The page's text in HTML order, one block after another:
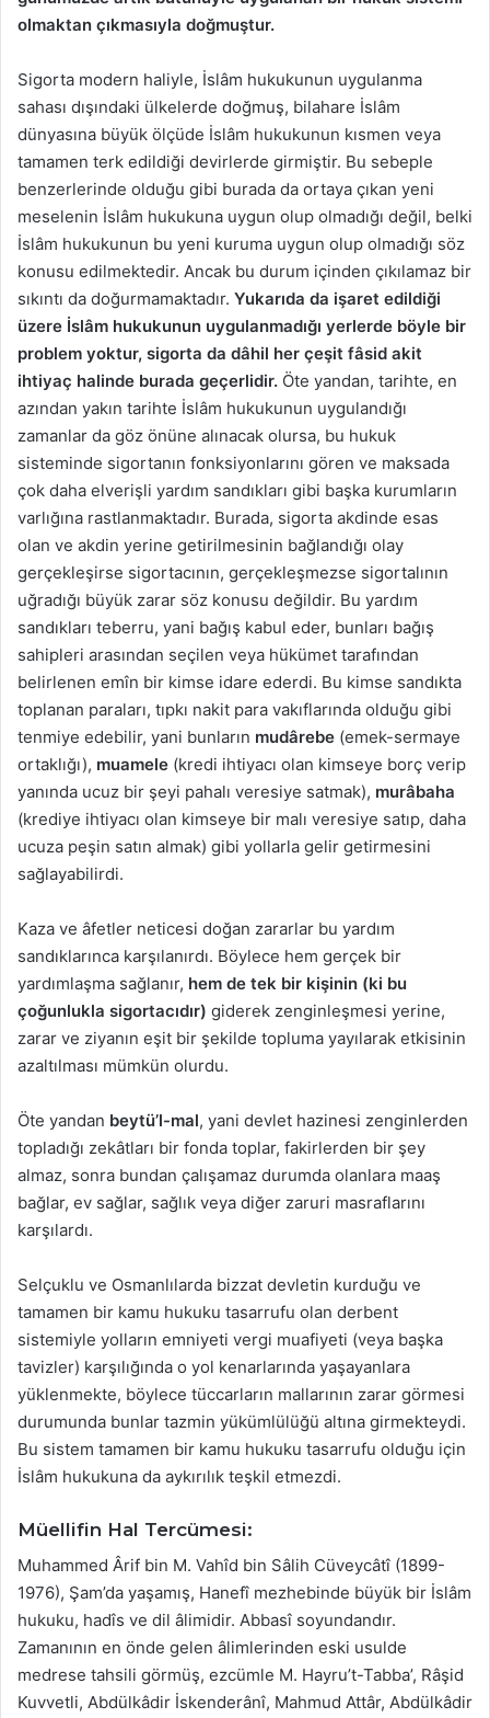
olmaktan çıkmasıyla doğmuştur.
Sigorta modern haliyle, İslâm hukukunun uygulanma
sahası dışındaki ülkelerde doğmuş, bilahare İslâm
dünyasına büyük ölçüde İslâm hukukunun kısmen veya
tamamen terk edildiği devirlerde girmiştir. Bu sebeple
benzerlerinde olduğu gibi burada da ortaya çıkan yeni
meselenin İslâm hukukuna uygun olup olmadığı değil, belki
İslâm hukukunun bu yeni kuruma uygun olup olmadığı söz
konusu edilmektedir. Ancak bu durum içinden çıkılamaz bir
sıkıntı da doğurmamaktadır. Yukarıda da işaret edildiği
üzere İslâm hukukunun uygulanmadığı yerlerde böyle bir
problem yoktur, sigorta da dâhil her çeşit fâsid akit
ihtiyaç halinde burada geçerlidir. Öte yandan, tarihte, en
azından yakın tarihte İslâm hukukunun uygulandığı
zamanlar da göz önüne alınacak olursa, bu hukuk
sisteminde sigortanın fonksiyonlarını gören ve maksada
çok daha elverişli yardım sandıkları gibi başka kurumların
varlığına rastlanmaktadır. Burada, sigorta akdinde esas
olan ve akdin yerine getirilmesinin bağlandığı olay
gerçekleşirse sigortacının, gerçekleşmezse sigortalının
uğradığı büyük zarar söz konusu değildir. Bu yardım
sandıkları teberru, yani bağış kabul eder, bunları bağış
sahipleri arasından seçilen veya hükümet tarafından
belirlenen emîn bir kimse idare ederdi. Bu kimse sandıkta
toplanan paraları, tıpkı nakit para vakıflarında olduğu gibi
tenmiye edebilir, yani bunların mudârebe (emek-sermaye
ortaklığı), muamele (kredi ihtiyacı olan kimseye borç verip
yanında ucuz bir şeyi pahalı veresiye satmak), murâbaha
(krediye ihtiyacı olan kimseye bir malı veresiye satıp, daha
ucuza peşin satın almak) gibi yollarla gelir getirmesini
sağlayabilirdi.
Kaza ve âfetler neticesi doğan zararlar bu yardım
sandıklarınca karşılanırdı. Böylece hem gerçek bir
yardımlaşma sağlanır, hem de tek bir kişinin (ki bu
çoğunlukla sigortacıdır) giderek zenginleşmesi yerine,
zarar ve ziyanın eşit bir şekilde topluma yayılarak etkisinin
azaltılması mümkün olurdu.
Öte yandan beytü’l-mal, yani devlet hazinesi zenginlerden
topladığı zekâtları bir fonda toplar, fakirlerden bir şey
almaz, sonra bundan çalışamaz durumda olanlara maaş
bağlar, ev sağlar, sağlık veya diğer zaruri masraflarını
karşılardı.
Selçuklu ve Osmanlılarda bizzat devletin kurduğu ve
tamamen bir kamu hukuku tasarrufu olan derbent
sistemiyle yolların emniyeti vergi muafiyeti (veya başka
tavizler) karşılığında o yol kenarlarında yaşayanlara
yüklenmekte, böylece tüccarların mallarının zarar görmesi
durumunda bunlar tazmin yükümlülüğü altına girmekteydi.
Bu sistem tamamen bir kamu hukuku tasarrufu olduğu için
İslâm hukukuna da aykırılık teşkil etmezdi.
Müellifin Hal Tercümesi:
Muhammed Ârif bin M. Vahîd bin Sâlih Cüveycâtî (1899-
1976), Şam’da yaşamış, Hanefî mezhebinde büyük bir İslâm
hukuku, hadîs ve dil âlimidir. Abbasî soyundandır.
Zamanının en önde gelen âlimlerinden eski usulde
medrese tahsili görmüş, ezcümle M. Hayru’t-Tabba’, Râşid
Kuvvetli, Abdülkâdir İskenderânî, Mahmud Attâr, Abdülkâdir